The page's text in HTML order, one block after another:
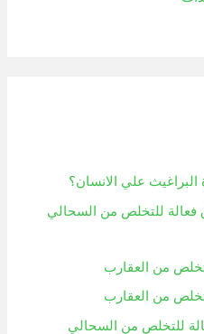
علي الانسان؟
فعالة للتخلص من السحالي
من العقارب
من العقارب
للتخلص من السحالي